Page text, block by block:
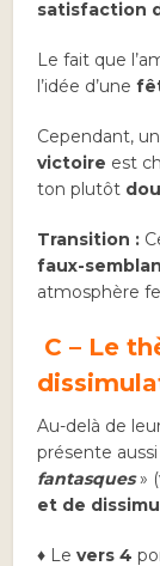
satisfaction
Le fait que
l’idée d’une
Cependant,
victoire est
ton plutôt
Transition :
faux-
atmosphère
C – Le
Au-delà de
présente
fantasques»
et de
♦ Levers 4